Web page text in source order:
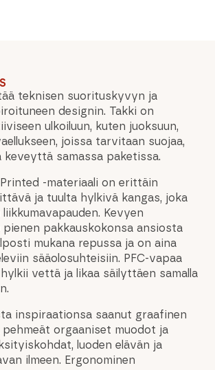
teknisen suorituskyvyn ja
designin. Takki on
ulkoiluun, kuten juoksuun,
joissa tarvitaan suojaa,
samassa paketissa.
-materiaali on erittäin
ja tuulta hylkivä kangas, joka
Kevyen
pienen pakkauskokonsa ansiosta
mukana repussa ja on aina
sääolosuhteisiin. PFC-vapaa
vettä ja likaa säilyttäen samalla
inspiraationsa saanut graafinen
orgaaniset muodot ja
luoden elävän ja
ilmeen. Ergonominen